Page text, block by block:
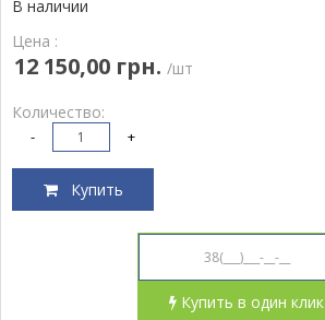
В наличии
Цена :
12 150,00 грн. /шт
Количество:
- +
Купить
Купить в один клик